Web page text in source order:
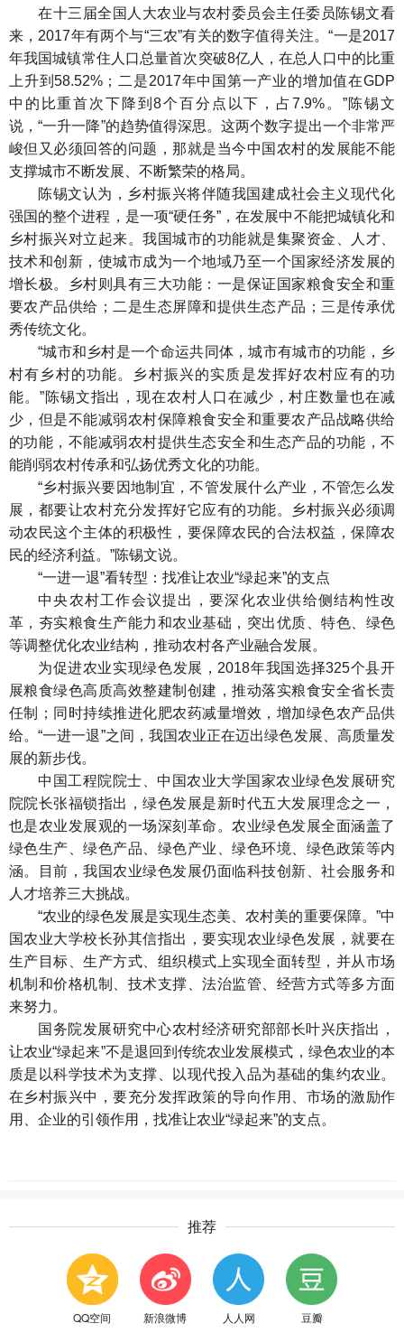
在十三届全国人大农业与农村委员会主任委员陈锡文看
来，2017年有两个与“三农”有关的数字值得关注。“一是2017
年我国城镇常住人口总量首次突破8亿人，在总人口中的比重
上升到58.52%；二是2017年中国第一产业的增加值在GDP
中的比重首次下降到8个百分点以下，占7.9%。”陈锡文
说，“一升一降”的趋势值得深思。这两个数字提出一个非常严
峻但又必须回答的问题，那就是当今中国农村的发展能不能
支撑城市不断发展、不断繁荣的格局。
陈锡文认为，乡村振兴将伴随我国建成社会主义现代化
强国的整个进程，是一项“硬任务”，在发展中不能把城镇化和
乡村振兴对立起来。我国城市的功能就是集聚资金、人才、
技术和创新，使城市成为一个地域乃至一个国家经济发展的
增长极。乡村则具有三大功能：一是保证国家粮食安全和重
要农产品供给；二是生态屏障和提供生态产品；三是传承优
秀传统文化。
“城市和乡村是一个命运共同体，城市有城市的功能，乡
村有乡村的功能。乡村振兴的实质是发挥好农村应有的功
能。”陈锡文指出，现在农村人口在减少，村庄数量也在减
少，但是不能减弱农村保障粮食安全和重要农产品战略供给
的功能，不能减弱农村提供生态安全和生态产品的功能，不
能削弱农村传承和弘扬优秀文化的功能。
“乡村振兴要因地制宜，不管发展什么产业，不管怎么发
展，都要让农村充分发挥好它应有的功能。乡村振兴必须调
动农民这个主体的积极性，要保障农民的合法权益，保障农
民的经济利益。”陈锡文说。
“一进一退”看转型：找准让农业“绿起来”的支点
中央农村工作会议提出，要深化农业供给侧结构性改
革，夯实粮食生产能力和农业基础，突出优质、特色、绿色
等调整优化农业结构，推动农村各产业融合发展。
为促进农业实现绿色发展，2018年我国选择325个县开
展粮食绿色高质高效整建制创建，推动落实粮食安全省长责
任制；同时持续推进化肥农药减量增效，增加绿色农产品供
给。“一进一退”之间，我国农业正在迈出绿色发展、高质量发
展的新步伐。
中国工程院院士、中国农业大学国家农业绿色发展研究
院院长张福锁指出，绿色发展是新时代五大发展理念之一，
也是农业发展观的一场深刻革命。农业绿色发展全面涵盖了
绿色生产、绿色产品、绿色产业、绿色环境、绿色政策等内
涵。目前，我国农业绿色发展仍面临科技创新、社会服务和
人才培养三大挑战。
“农业的绿色发展是实现生态美、农村美的重要保障。”中
国农业大学校长孙其信指出，要实现农业绿色发展，就要在
生产目标、生产方式、组织模式上实现全面转型，并从市场
机制和价格机制、技术支撑、法治监管、经营方式等多方面
来努力。
国务院发展研究中心农村经济研究部部长叶兴庆指出，
让农业“绿起来”不是退回到传统农业发展模式，绿色农业的本
质是以科学技术为支撑、以现代投入品为基础的集约农业。
在乡村振兴中，要充分发挥政策的导向作用、市场的激励作
用、企业的引领作用，找准让农业“绿起来”的支点。
推荐
QQ空间 新浪微博 人人网 豆瓣